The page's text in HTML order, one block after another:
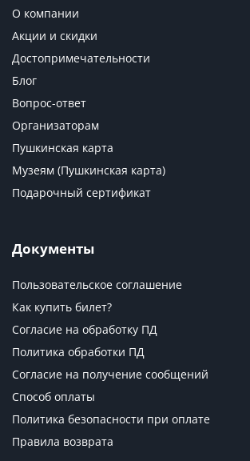
О компании
Акции и скидки
Достопримечательности
Блог
Вопрос-ответ
Организаторам
Пушкинская карта
Музеям (Пушкинская карта)
Подарочный сертификат
Документы
Пользовательское соглашение
Как купить билет?
Согласие на обработку ПД
Политика обработки ПД
Согласие на получение сообщений
Способ оплаты
Политика безопасности при оплате
Правила возврата